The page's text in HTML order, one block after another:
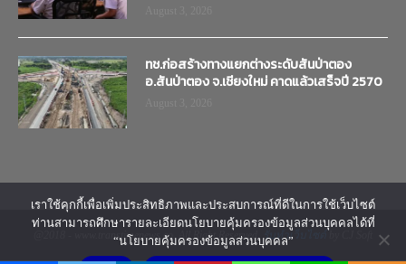
ทช.ก่อสร้างทางแยกต่างระดับสันป่าตอง
อ.สันป่าตอง จ.เชียงใหม่ คาดแล้วเสร็จปี 2570
@2018 - www.transtimenews.co. All Right Reserved. รับทำเว็บไซต์
เราใช้คุกกี้เพื่อเพิ่มประสิทธิภาพและประสบการณ์ที่ดีในการใช้เว็บไซต์
ท่านสามารถศึกษารายละเอียดนโยบายคุ้มครองข้อมูลส่วนบุคคลได้ที่
“นโยบายคุ้มครองข้อมูลส่วนบุคคล”